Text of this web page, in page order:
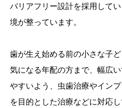
バリアフリー設計を採用して
境が整っています。
歯が生え始める前の小さな子
気になる年配の方まで、幅広
やすいよう、虫歯治療やイン
を目的とした治療などに対応